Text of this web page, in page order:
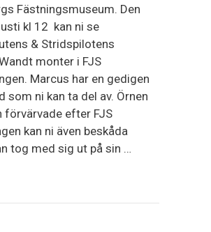
Fästningsmuseum. Den
kl 12 kan ni se
& Stridspilotens
monter i FJS
Marcus har en gedigen
som ni kan ta del av. Örnen
förvärvade efter FJS
kan ni även beskåda
tog med sig ut på sin …